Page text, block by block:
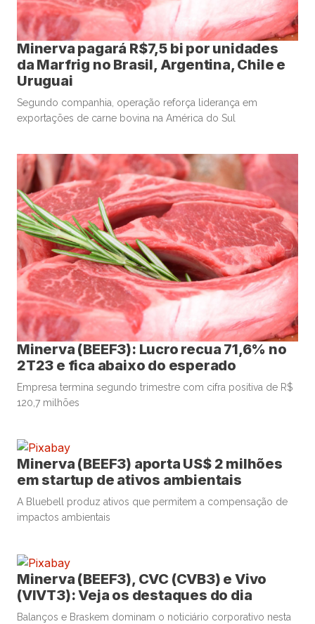
Minerva pagará R$7,5 bi por unidades
da Marfrig no Brasil, Argentina, Chile e
Uruguai
Segundo companhia, operação reforça liderança em
exportações de carne bovina na América do Sul
Minerva (BEEF3): Lucro recua 71,6% no
2T23 e fica abaixo do esperado
Empresa termina segundo trimestre com cifra positiva de R$
120,7 milhões
Minerva (BEEF3) aporta US$ 2 milhões
em startup de ativos ambientais
A Bluebell produz ativos que permitem a compensação de
impactos ambientais
Minerva (BEEF3), CVC (CVB3) e Vivo
(VIVT3): Veja os destaques do dia
Balanços e Braskem dominam o noticiário corporativo nesta